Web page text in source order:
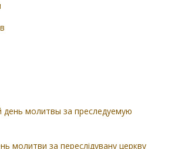
молитвы за преследуемую
молитви за переслідувану церкву